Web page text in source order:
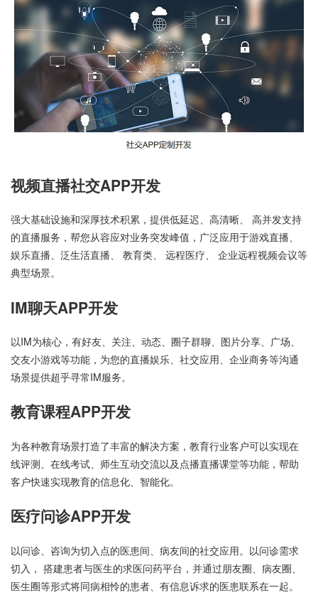
视频直播社交APP开发
强大基础设施和深厚技术积累，提供低延迟、高清晰、 高并发支持
的直播服务，帮您从容应对业务突发峰值，广泛应用于游戏直播、
娱乐直播、泛生活直播、 教育类、 远程医疗、 企业远程视频会议等
典型场景。
IM聊天APP开发
以IM为核心，有好友、关注、动态、圈子群聊、图片分享、广场、
交友小游戏等功能，为您的直播娱乐、社交应用、企业商务等沟通
场景提供超乎寻常IM服务。
教育课程APP开发
为各种教育场景打造了丰富的解决方案，教育行业客户可以实现在
线评测、在线考试、师生互动交流以及点播直播课堂等功能，帮助
客户快速实现教育的信息化、智能化。
医疗问诊APP开发
以问诊、咨询为切入点的医患间、病友间的社交应用。以问诊需求
切入， 搭建患者与医生的求医问药平台，并通过朋友圈、病友圈、
医生圈等形式将同病相怜的患者、有信息诉求的医患联系在一起。